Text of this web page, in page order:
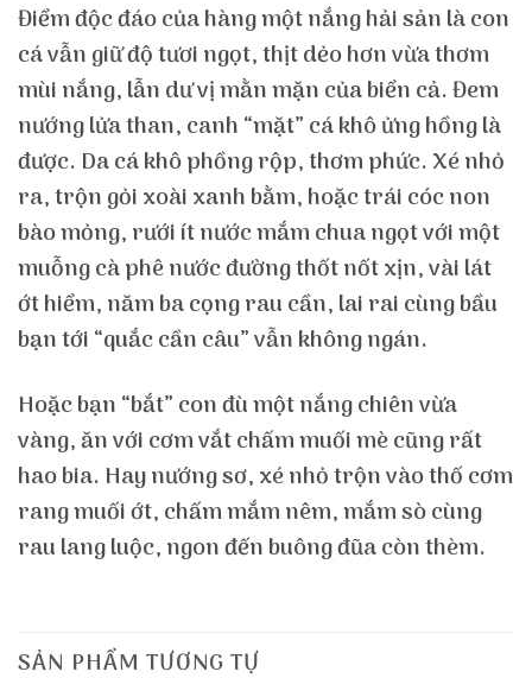
Điểm độc đáo của hàng một nắng hải sản là con
cá vẫn giữ độ tươi ngọt, thịt dẻo hơn vừa thơm
mùi nắng, lẫn dư vị mằn mặn của biển cả. Đem
nướng lửa than, canh “mặt” cá khô ửng hồng là
được. Da cá khô phồng rộp, thơm phức. Xé nhỏ
ra, trộn gỏi xoài xanh bằm, hoặc trái cóc non
bào mỏng, rưới ít nước mắm chua ngọt với một
muỗng cà phê nước đường thốt nốt xịn, vài lát
ớt hiểm, năm ba cọng rau cần, lai rai cùng bầu
bạn tới “quắc cần câu” vẫn không ngán.
Hoặc bạn “bắt” con đù một nắng chiên vừa
vàng, ăn với cơm vắt chấm muối mè cũng rất
hao bia. Hay nướng sơ, xé nhỏ trộn vào thố cơm
rang muối ớt, chấm mắm nêm, mắm sò cùng
rau lang luộc, ngon đến buông đũa còn thèm.
SẢN PHẨM TƯƠNG TỰ